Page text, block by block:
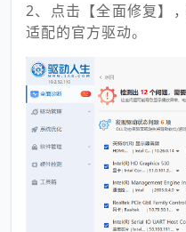
2、点击【全面修复】
适配的官方驱动。